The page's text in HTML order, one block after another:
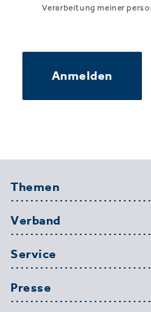
Verarbeitung meiner
Anmelden
Themen
Verband
Service
Presse